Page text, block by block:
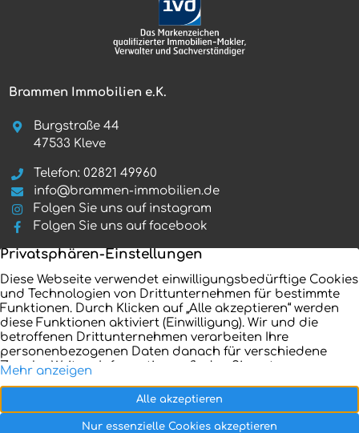
Brammen Immobilien e.K.
Burgstraße 44
47533 Kleve
Telefon: 02821 49960
info@brammen-immobilien.de
Folgen Sie uns auf instagram
Folgen Sie uns auf facebook
Startseite Immobilienangebote
Referenzen Aktuelles
Unternehmen Kontakt
Verkaufen
Datenschutz
Vertrag widerrufen